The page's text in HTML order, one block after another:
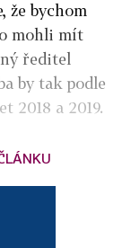
že bychom
mohli mít
ředitel
by tak podle
2018 a 2019.